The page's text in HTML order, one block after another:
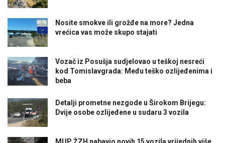
Nosite smokve ili grožđe na more? Jedna
vrećica vas može skupo stajati
Vozač iz Posušja sudjelovao u teškoj nesreći
kod Tomislavgrada: Među teško ozlijeđenima i
beba
Detalji prometne nezgode u Širokom Brijegu:
Dvije osobe ozlijeđene u sudaru 3 vozila